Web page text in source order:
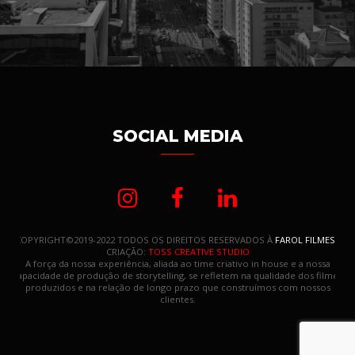
SOCIAL MEDIA
COPYRIGHT©2019-2022 TODOS OS DIREITOS RESERVADOS À FAROL FILMES
CRIAÇÃO: TOSS CREATIVE STUDIO
A força da nossa experiência, aliada ao time criativo in house e a nossa
capacidade de produção de storytelling, se refletem na qualidade dos filmes
produzidos e na relação de longo prazo que construímos com nossos
clientes.